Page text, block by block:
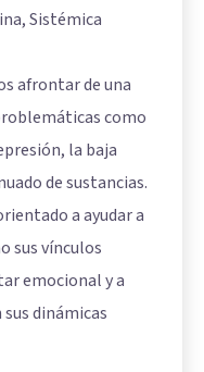
Sistémica
afrontar de una
como
la baja
de sustancias.
a ayudar a
sus vínculos
emocional y a
dinámicas